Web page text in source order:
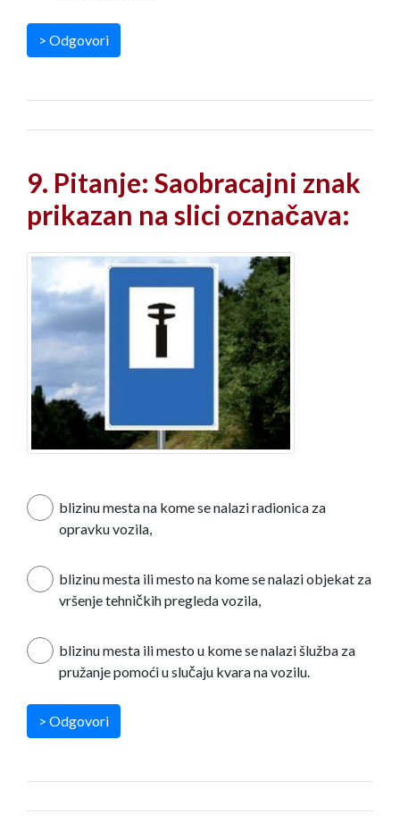
> Odgovori
9. Pitanje: Saobracajni znak
prikazan na slici označava:
blizinu mesta na kome se nalazi radionica za
opravku vozila,
blizinu mesta ili mesto na kome se nalazi objekat za
vršenje tehničkih pregleda vozila,
blizinu mesta ili mesto u kome se nalazi šlužba za
pružanje pomoći u slučaju kvara na vozilu.
> Odgovori